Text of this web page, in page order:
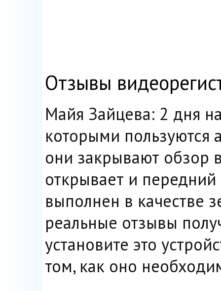
Отзывы
Майя Зайцева: 2 дня
которыми пользуются
они закрывают обзор
открывает и
выполнен в качестве
реальные отзывы
установите это
том, как оно